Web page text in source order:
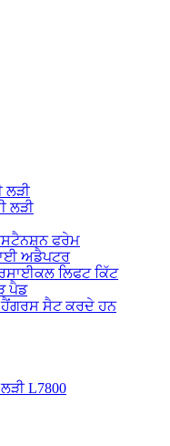
ਲੜੀ
ਲੜੀ
ਫਰੇਮ
ਅਡੈਪਟਰ
ਲਿਫਟ ਕਿੱਟ
ਪੈਡ
ਹੈਂਗਰਸ ਸੈਟ ਕਰਦੇ ਹਨ
L7800